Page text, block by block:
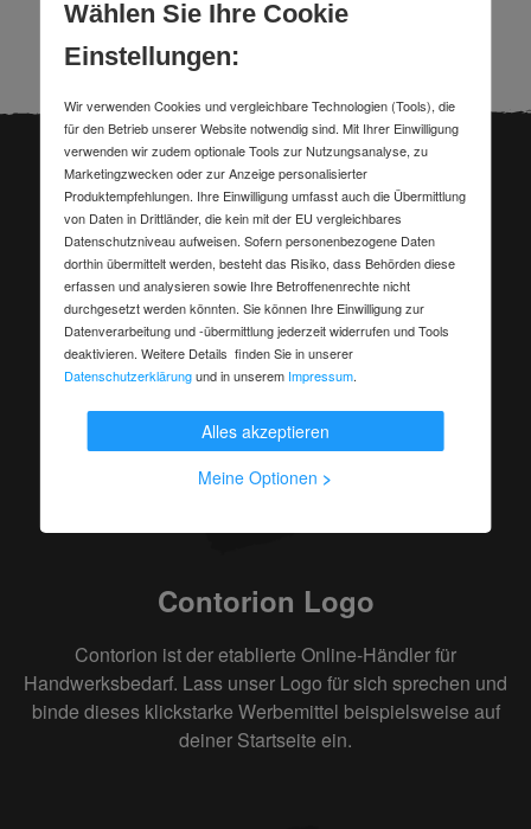
Nutze diese und weitere
Werbeelemente für deinen
Erfolg
Contorion Logo
Contorion ist der etablierte Online-Händler für
Handwerksbedarf. Lass unser Logo für sich sprechen und
binde dieses klickstarke Werbemittel beispielsweise auf
deiner Startseite ein.
Wählen Sie Ihre Cookie
Einstellungen:
Wir verwenden Cookies und vergleichbare Technologien (Tools), die
für den Betrieb unserer Website notwendig sind. Mit Ihrer Einwilligung
verwenden wir zudem optionale Tools zur Nutzungsanalyse, zu
Marketingzwecken oder zur Anzeige personalisierter
Produktempfehlungen. Ihre Einwilligung umfasst auch die Übermittlung
von Daten in Drittländer, die kein mit der EU vergleichbares
Datenschutzniveau aufweisen. Sofern personenbezogene Daten
dorthin übermittelt werden, besteht das Risiko, dass Behörden diese
erfassen und analysieren sowie Ihre Betroffenenrechte nicht
durchgesetzt werden könnten. Sie können Ihre Einwilligung zur
Datenverarbeitung und -übermittlung jederzeit widerrufen und Tools
deaktivieren. Weitere Details finden Sie in unserer
Datenschutzerklärungund in unserem Impressum.
Alles akzeptieren
Meine Optionen >